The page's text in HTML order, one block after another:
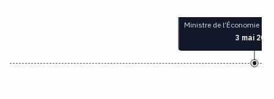
Ministre de l’Économie n°
3 mai 2000